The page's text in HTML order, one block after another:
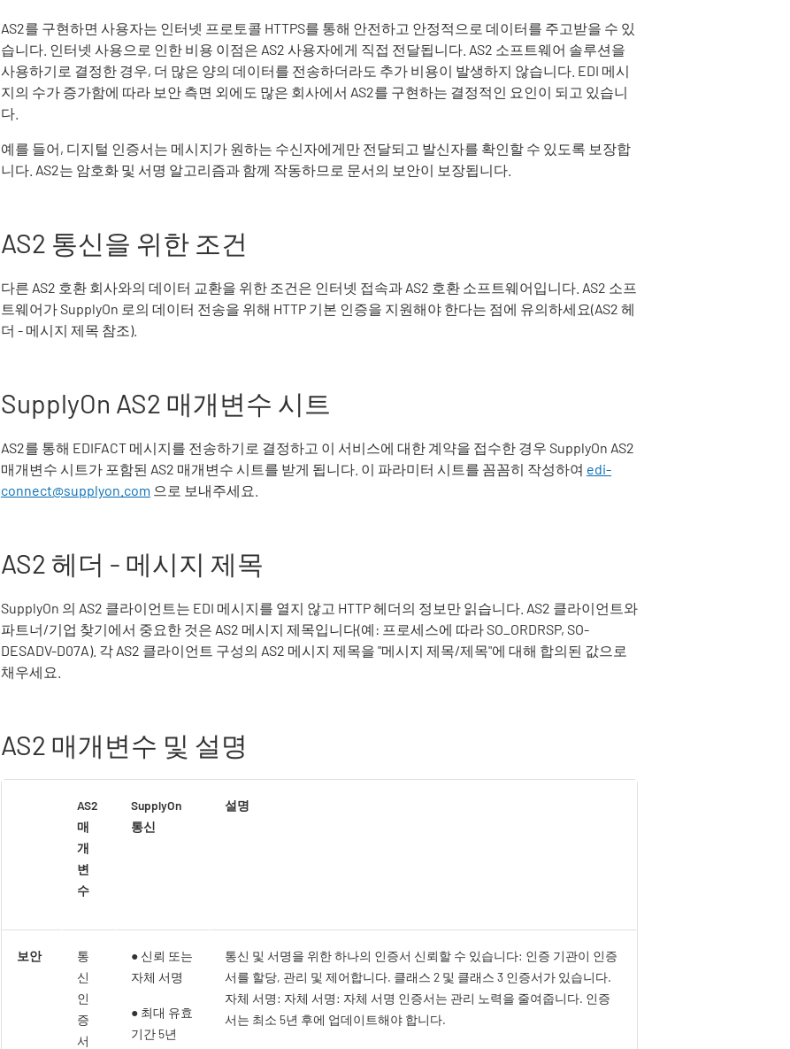
AS2를 구현하면 사용자는 인터넷 프로토콜 HTTPS를 통해 안전하고 안정적으로 데이터를 주고받을 수 있
습니다. 인터넷 사용으로 인한 비용 이점은 AS2 사용자에게 직접 전달됩니다. AS2 소프트웨어 솔루션을
사용하기로 결정한 경우, 더 많은 양의 데이터를 전송하더라도 추가 비용이 발생하지 않습니다. EDI 메시
지의 수가 증가함에 따라 보안 측면 외에도 많은 회사에서 AS2를 구현하는 결정적인 요인이 되고 있습니
다.
예를 들어, 디지털 인증서는 메시지가 원하는 수신자에게만 전달되고 발신자를 확인할 수 있도록 보장합
니다. AS2는 암호화 및 서명 알고리즘과 함께 작동하므로 문서의 보안이 보장됩니다.
AS2 통신을 위한 조건
다른 AS2 호환 회사와의 데이터 교환을 위한 조건은 인터넷 접속과 AS2 호환 소프트웨어입니다. AS2 소프
트웨어가SupplyOn 로의 데이터 전송을 위해 HTTP 기본 인증을 지원해야 한다는 점에 유의하세요(AS2 헤
더 - 메시지 제목 참조).
SupplyOn AS2 매개변수 시트
AS2를 통해 EDIFACT 메시지를 전송하기로 결정하고 이 서비스에 대한 계약을 접수한 경우 SupplyOn AS2
매개변수 시트가 포함된 AS2 매개변수 시트를 받게 됩니다. 이 파라미터 시트를 꼼꼼히 작성하여 edi-
connect@supplyon.com 으로 보내주세요.
AS2 헤더 - 메시지 제목
SupplyOn 의 AS2 클라이언트는 EDI 메시지를 열지 않고 HTTP 헤더의 정보만 읽습니다. AS2 클라이언트와
파트너/기업 찾기에서 중요한 것은 AS2 메시지 제목입니다(예: 프로세스에 따라 SO_ORDRSP, SO-
DESADV-D07A). 각 AS2 클라이언트 구성의 AS2 메시지 제목을 "메시지 제목/제목"에 대해 합의된 값으로
채우세요.
AS2 매개변수 및 설명
AS2
매
개
변
수
SupplyOn
통신
설명
보안
통
신
인
증
서
● 신뢰 또는
자체 서명
● 최대 유효
기간 5년
통신 및 서명을 위한 하나의 인증서 신뢰할 수 있습니다: 인증 기관이 인증
서를 할당, 관리 및 제어합니다. 클래스 2 및 클래스 3 인증서가 있습니다.
자체 서명: 자체 서명: 자체 서명 인증서는 관리 노력을 줄여줍니다. 인증
서는 최소 5년 후에 업데이트해야 합니다.